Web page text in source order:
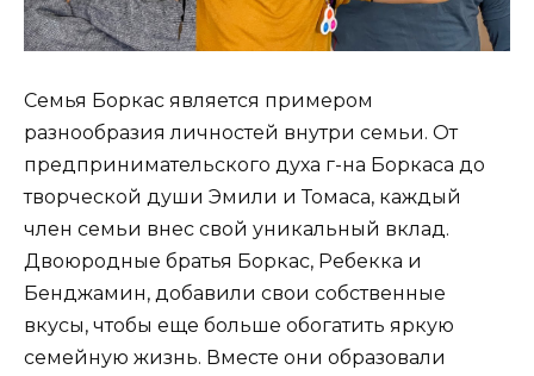
Семья Боркас является примером
разнообразия личностей внутри семьи. От
предпринимательского духа г-на Боркаса до
творческой души Эмили и Томаса, каждый
член семьи внес свой уникальный вклад.
Двоюродные братья Боркас, Ребекка и
Бенджамин, добавили свои собственные
вкусы, чтобы еще больше обогатить яркую
семейную жизнь. Вместе они образовали